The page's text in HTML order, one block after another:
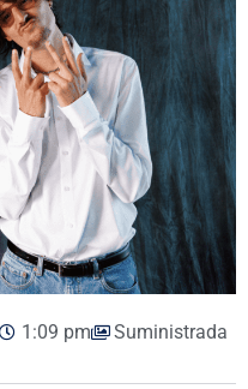
1:09 pm Suministrada